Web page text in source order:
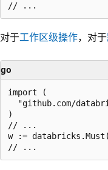
对于工作区级操作，对于
go
import (
"github.com/
)
// ...
w :=